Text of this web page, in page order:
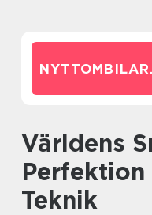
NYTTOMBILAR.
Världens Snabbaste Bil –
Teknik